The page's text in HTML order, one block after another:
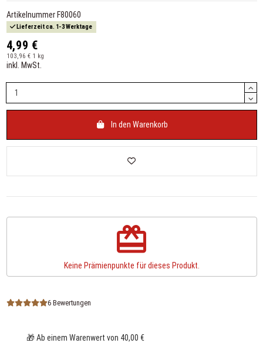
Artikelnummer F80060
Lieferzeit ca. 1-3 Werktage
4,99 €
103,96 € 1 kg
inkl. MwSt.
In den Warenkorb
redeem
Keine Prämienpunkte für dieses Produkt.
6 Bewertungen
🎁 Ab einem Warenwert von 40,00 €